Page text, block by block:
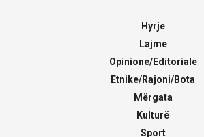
Hyrje
Lajme
Opinione/Editoriale
Etnike/Rajoni/Bota
Mërgata
Kulturë
Sport